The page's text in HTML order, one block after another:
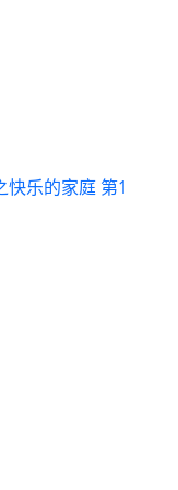
快乐的家庭 第1